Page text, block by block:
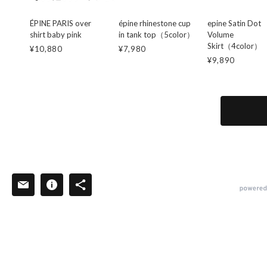
ÉPINE PARIS over
shirt baby pink
¥10,880
épine rhinestone cup
in tank top（5color）
¥7,980
epine Satin Dot
Volume
Skirt（4color）
¥9,890